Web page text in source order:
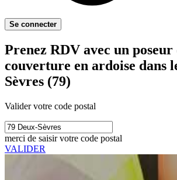
Se connecter
Prenez RDV avec un poseur
couverture en ardoise dans
Sèvres (79)
Valider votre code postal
merci de saisir votre code postal
VALIDER